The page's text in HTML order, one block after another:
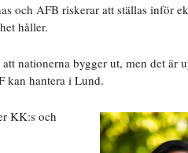
och AFB riskerar att ställas inför
håller.
nationerna bygger ut, men det är
kan hantera i Lund.
KK:s och